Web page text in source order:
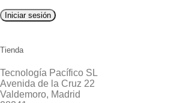
Iniciar sesión
Tienda
Tecnología Pacífico SL
Avenida de la Cruz 22
Valdemoro, Madrid